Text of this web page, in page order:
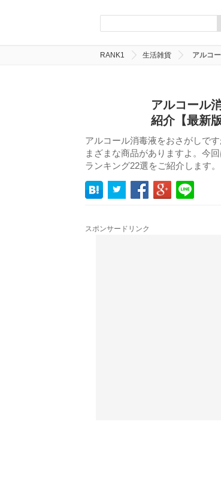
RANK1 生活雑貨 アルコ
アルコール
紹介【最新版
アルコール消毒液をおさがしで
まざまな商品がありますよ。今
ランキング22選をご紹介します。
スポンサードリンク